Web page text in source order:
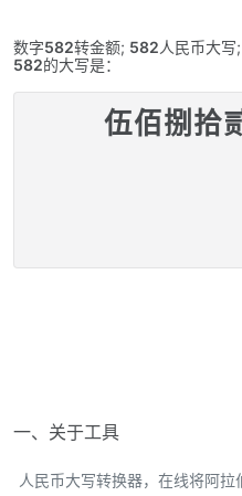
数字582转金额; 582人民币大写;
582的大写是：
伍佰捌拾
一、关于工具
人民币大写转换器，在线将阿